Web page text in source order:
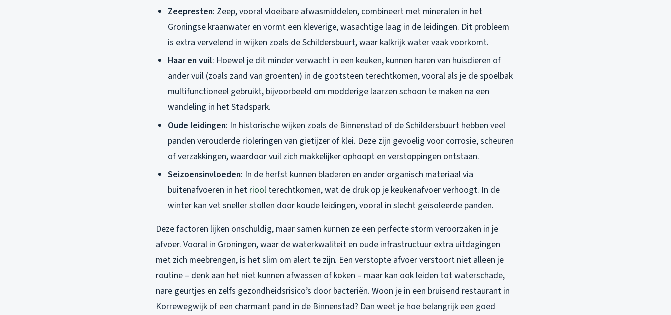
Zeepresten: Zeep, vooral vloeibare afwasmiddelen, combineert met mineralen in het
Groningse kraanwater en vormt een kleverige, wasachtige laag in de leidingen. Dit probleem
is extra vervelend in wijken zoals de Schildersbuurt, waar kalkrijk water vaak voorkomt.
Haar en vuil: Hoewel je dit minder verwacht in een keuken, kunnen haren van huisdieren of
ander vuil (zoals zand van groenten) in de gootsteen terechtkomen, vooral als je de spoelbak
multifunctioneel gebruikt, bijvoorbeeld om modderige laarzen schoon te maken na een
wandeling in het Stadspark.
Oude leidingen: In historische wijken zoals de Binnenstad of de Schildersbuurt hebben veel
panden verouderde rioleringen van gietijzer of klei. Deze zijn gevoelig voor corrosie, scheuren
of verzakkingen, waardoor vuil zich makkelijker ophoopt en verstoppingen ontstaan.
Seizoensinvloeden: In de herfst kunnen bladeren en ander organisch materiaal via
buitenafvoeren in het riool terechtkomen, wat de druk op je keukenafvoer verhoogt. In de
winter kan vet sneller stollen door koude leidingen, vooral in slecht geïsoleerde panden.
Deze factoren lijken onschuldig, maar samen kunnen ze een perfecte storm veroorzaken in je
afvoer. Vooral in Groningen, waar de waterkwaliteit en oude infrastructuur extra uitdagingen
met zich meebrengen, is het slim om alert te zijn. Een verstopte afvoer verstoort niet alleen je
routine – denk aan het niet kunnen afwassen of koken – maar kan ook leiden tot waterschade,
nare geurtjes en zelfs gezondheidsrisico’s door bacteriën. Woon je in een bruisend restaurant in
Korrewegwijk of een charmant pand in de Binnenstad? Dan weet je hoe belangrijk een goed